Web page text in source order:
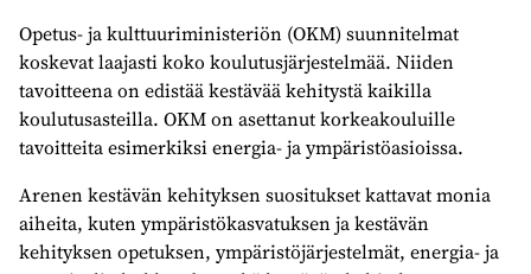
Opetus- ja kulttuuriministeriön (OKM) suunnitelmat
koskevat laajasti koko koulutusjärjestelmää. Niiden
tavoitteena on edistää kestävää kehitystä kaikilla
koulutusasteilla. OKM on asettanut korkeakouluille
tavoitteita esimerkiksi energia- ja ympäristöasioissa.
Arenen kestävän kehityksen suositukset kattavat monia
aiheita, kuten ympäristökasvatuksen ja kestävän
kehityksen opetuksen, ympäristöjärjestelmät, energia- ja